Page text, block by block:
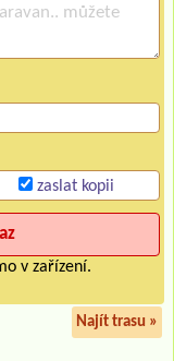
zaslat kopii
v zařízení.
Najít trasu »